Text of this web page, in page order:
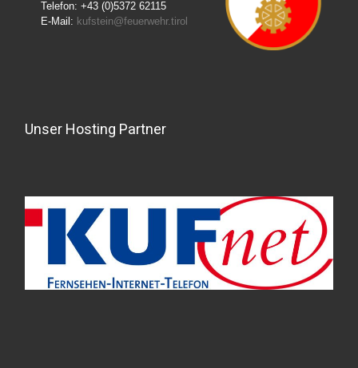
Telefon: +43 (0)5372 62115
E-Mail: kufstein@feuerwehr.tirol
Unser Hosting Partner